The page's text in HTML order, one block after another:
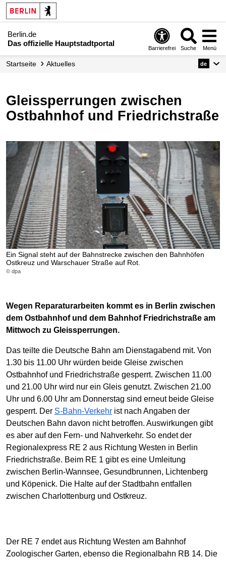
Berlin.de
Das offizielle Hauptstadtportal
Barrierefrei Suche Menü
Startseite Aktuelles de
Gleissperrungen zwischen
Ostbahnhof und Friedrichstraße
Ein Signal steht auf der Bahnstrecke zwischen den Bahnhöfen
Ostkreuz und Warschauer Straße auf Rot.
© dpa
Wegen Reparaturarbeiten kommt es in Berlin zwischen
dem Ostbahnhof und dem Bahnhof Friedrichstraße am
Mittwoch zu Gleissperrungen.
Das teilte die Deutsche Bahn am Dienstagabend mit. Von
1.30 bis 11.00 Uhr würden beide Gleise zwischen
Ostbahnhof und Friedrichstraße gesperrt. Zwischen 11.00
und 21.00 Uhr wird nur ein Gleis genutzt. Zwischen 21.00
Uhr und 6.00 Uhr am Donnerstag sind erneut beide Gleise
gesperrt. Der S-Bahn-Verkehr ist nach Angaben der
Deutschen Bahn davon nicht betroffen. Auswirkungen gibt
es aber auf den Fern- und Nahverkehr. So endet der
Regionalexpress RE 2 aus Richtung Westen in Berlin
Friedrichstraße. Beim RE 1 gibt es eine Umleitung
zwischen Berlin-Wannsee, Gesundbrunnen, Lichtenberg
und Köpenick. Die Halte auf der Stadtbahn entfallen
zwischen Charlottenburg und Ostkreuz.
Der RE 7 endet aus Richtung Westen am Bahnhof
Zoologischer Garten, ebenso die Regionalbahn RB 14. Die